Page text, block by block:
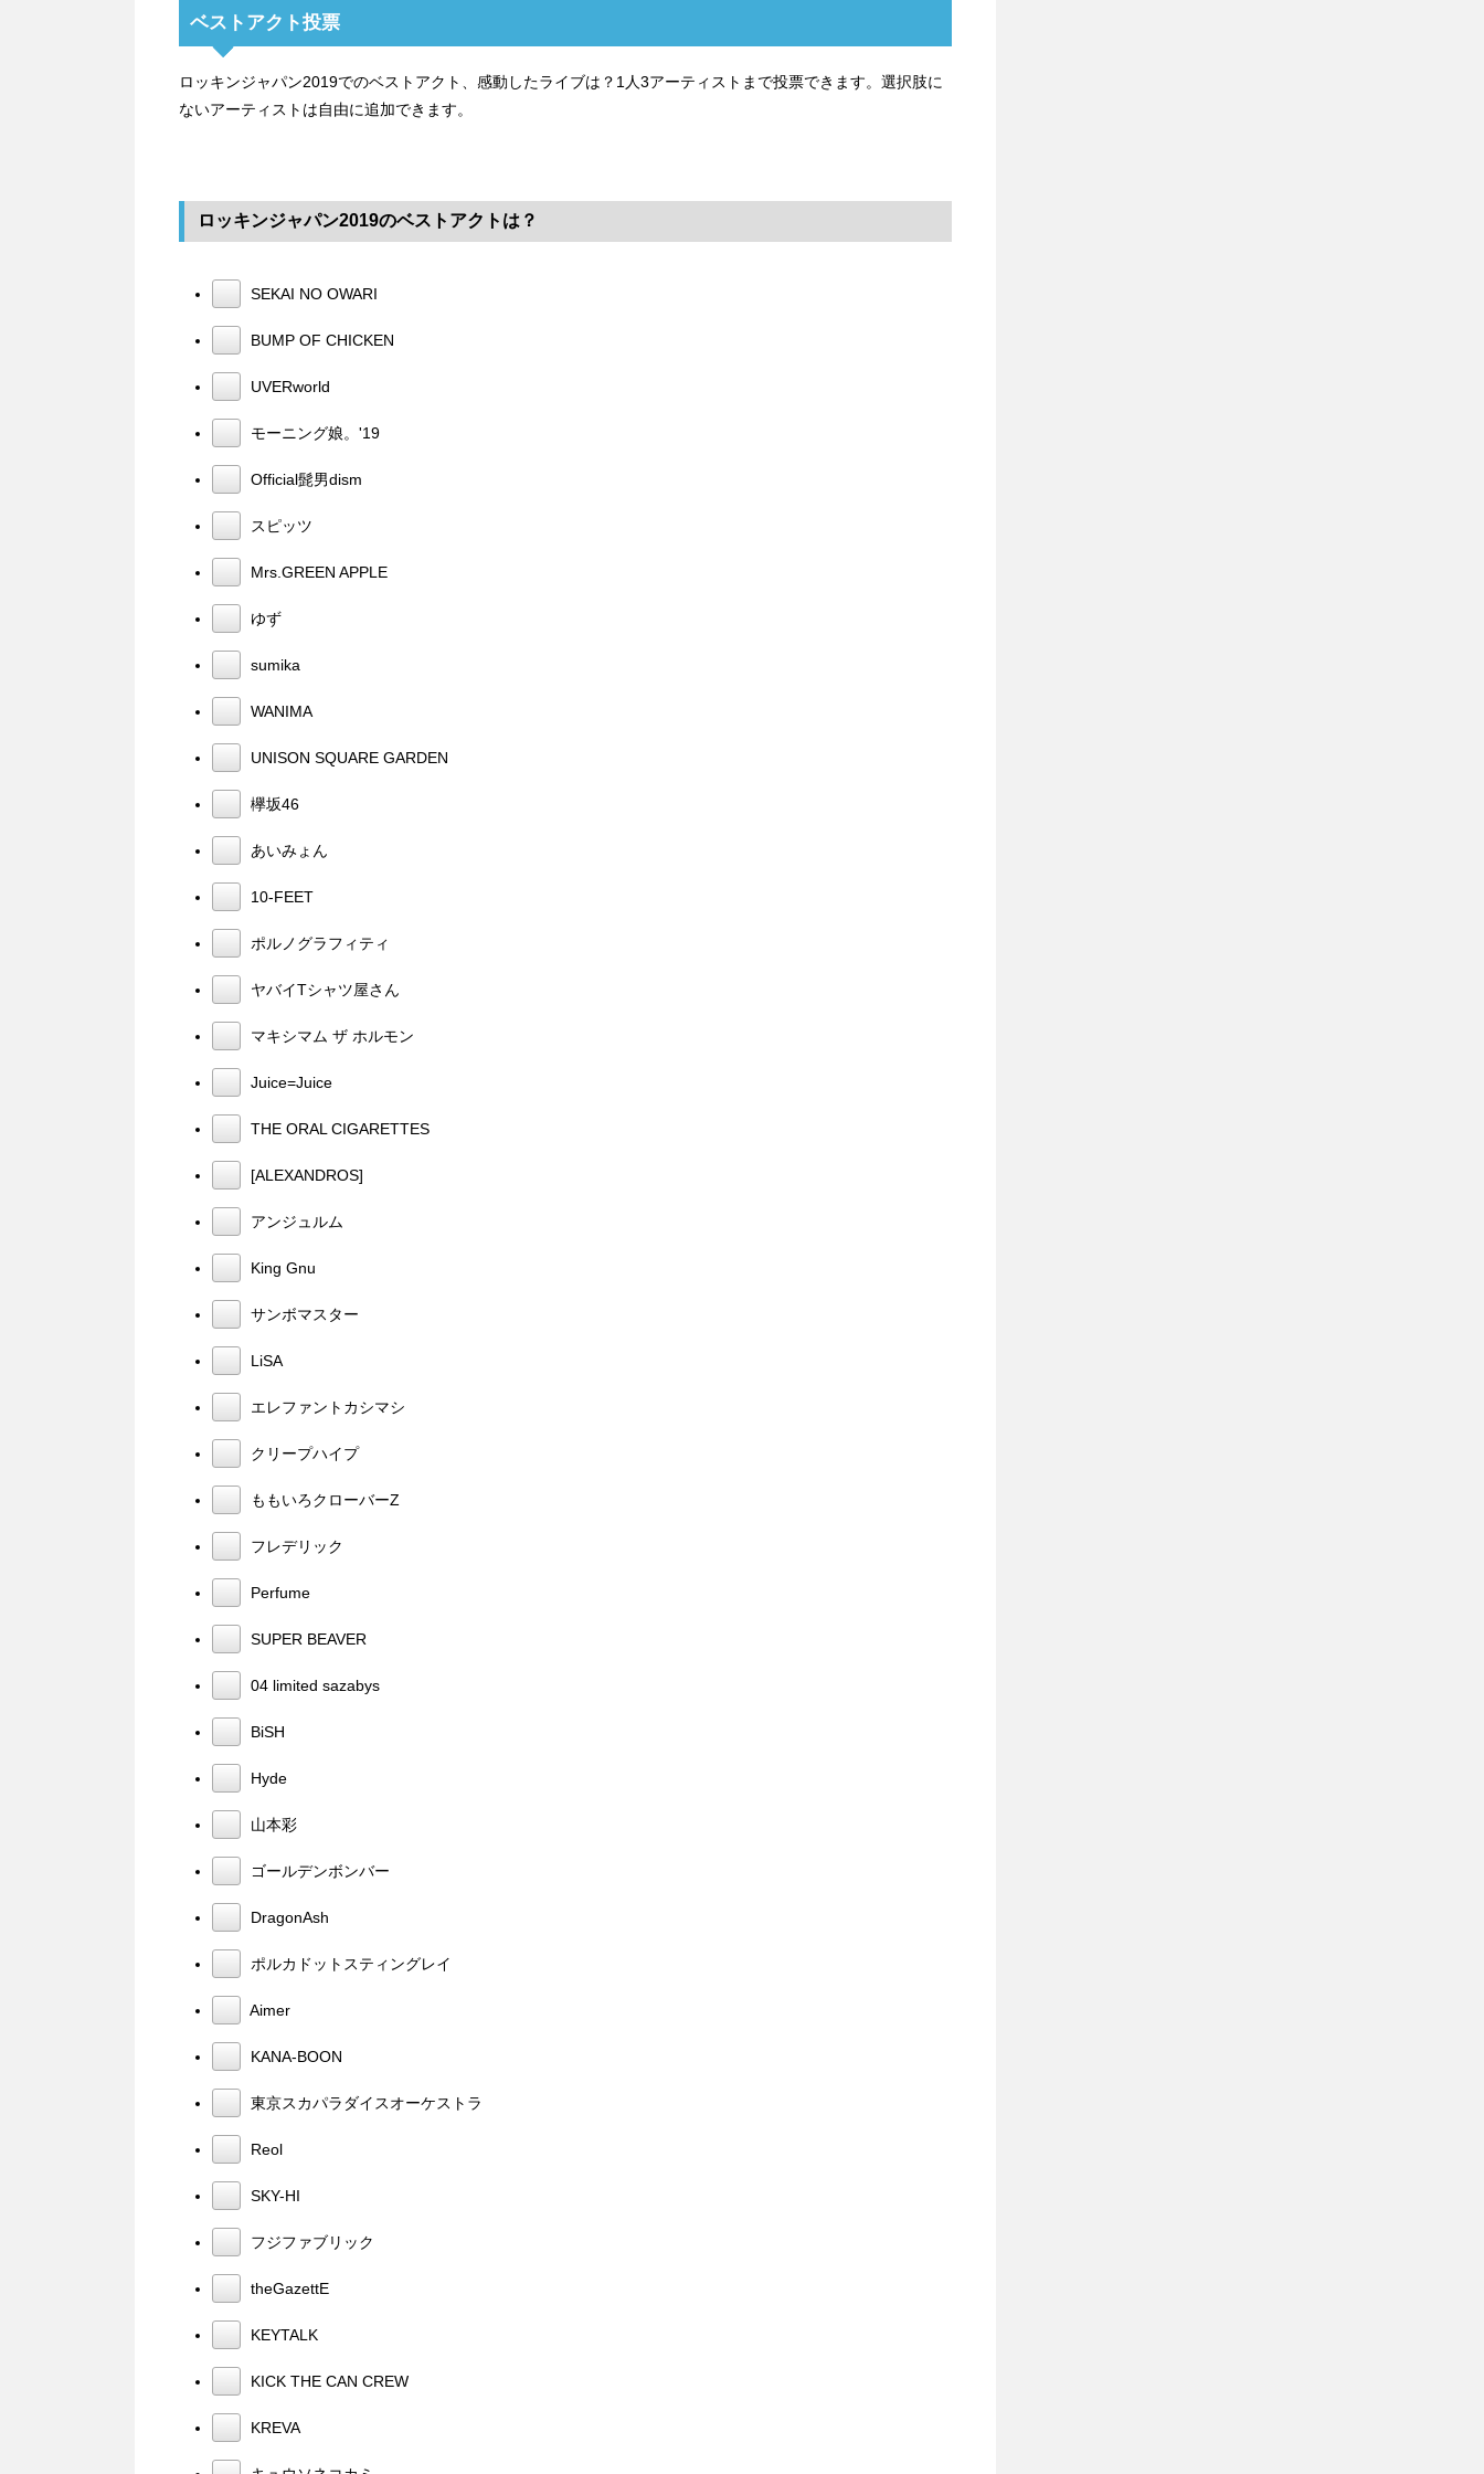
ベストアクト投票
ロッキンジャパン2019でのベストアクト、感動したライブは？1人3アーティストまで投票できます。選択肢に
ないアーティストは自由に追加できます。
ロッキンジャパン2019のベストアクトは？
SEKAI NO OWARI
BUMP OF CHICKEN
UVERworld
モーニング娘。'19
Official髭男dism
スピッツ
Mrs.GREEN APPLE
ゆず
sumika
WANIMA
UNISON SQUARE GARDEN
欅坂46
あいみょん
10-FEET
ポルノグラフィティ
ヤバイTシャツ屋さん
マキシマム ザ ホルモン
Juice=Juice
THE ORAL CIGARETTES
[ALEXANDROS]
アンジュルム
King Gnu
サンボマスター
LiSA
エレファントカシマシ
クリープハイプ
ももいろクローバーZ
フレデリック
Perfume
SUPER BEAVER
04 limited sazabys
BiSH
Hyde
山本彩
ゴールデンボンバー
DragonAsh
ポルカドットスティングレイ
Aimer
KANA-BOON
東京スカパラダイスオーケストラ
Reol
SKY-HI
フジファブリック
theGazettE
KEYTALK
KICK THE CAN CREW
KREVA